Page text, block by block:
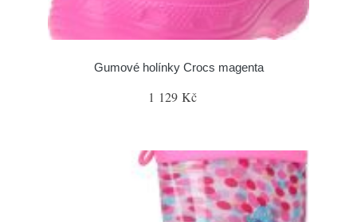
Gumové holínky Crocs magenta
1 129 Kč